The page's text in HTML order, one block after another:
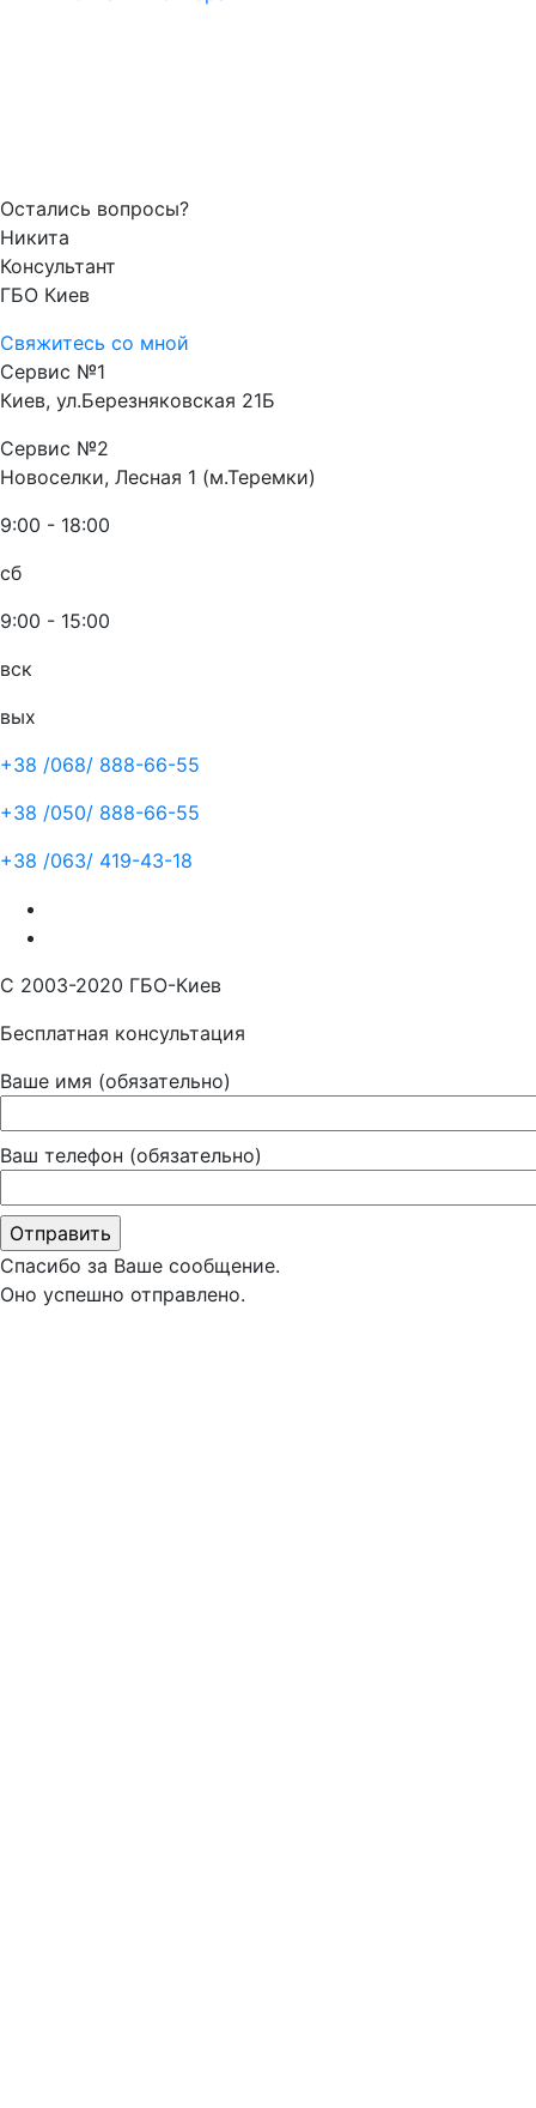
Остались вопросы?
Никита
Консультант
ГБО Киев
Свяжитесь со мной
Сервис №1
Киев, ул.Березняковская 21Б
Сервис №2
Новоселки, Лесная 1 (м.Теремки)
9:00 - 18:00
сб
9:00 - 15:00
вск
вых
+38 /068/ 888-66-55
+38 /050/ 888-66-55
+38 /063/ 419-43-18
С 2003-2020 ГБО-Киев
Бесплатная консультация
Ваше имя (обязательно)
Ваш телефон (обязательно)
Спасибо за Ваше сообщение.
Оно успешно отправлено.